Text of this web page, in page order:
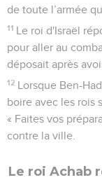
de toute l’armée
11 Le roi d'Israël
pour aller au
déposait après
12 Lorsque Ben-
boire avec les rois
« Faites vos
contre la ville.
Le roi Achab